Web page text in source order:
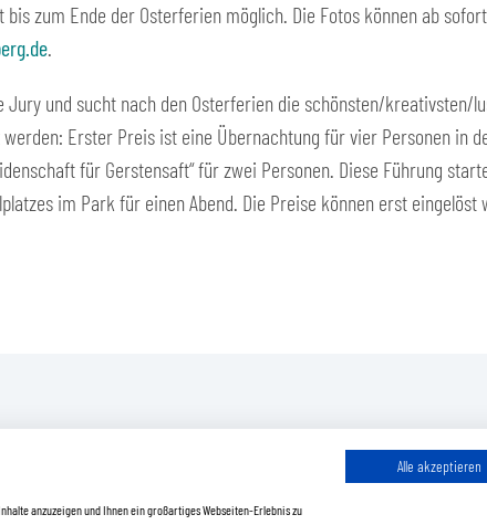
zum Ende der Osterferien möglich. Die Fotos können ab
.
Jury und sucht nach den Osterferien die schönsten/kreativsten/
Erster Preis ist eine Übernachtung für vier Personen in
für Gerstensaft“ für zwei Personen. Diese Führung
im Park für einen Abend. Die Preise können erst eingelöst
Barrierefreiheit Hinweisgeberschutz
anzuzeigen und Ihnen ein großartiges Webseiten-Erlebnis zu
Alle akzeptieren